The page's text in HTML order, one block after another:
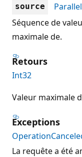
source
Séquence de
maximale de.
Retours
Int32
Valeur maximale
Exceptions
La requête a été